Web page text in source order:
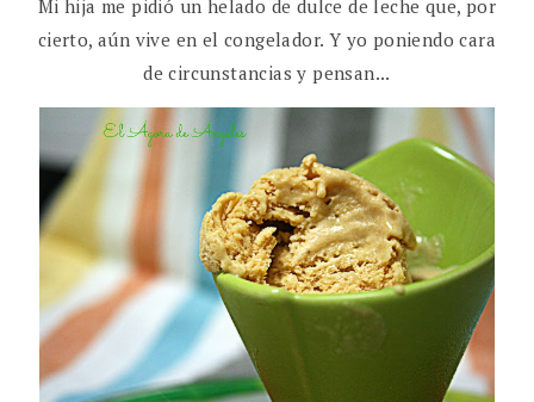
Mi hija me pidió un helado de dulce de leche que, por
cierto, aún vive en el congelador. Y yo poniendo cara
de circunstancias y pensan...